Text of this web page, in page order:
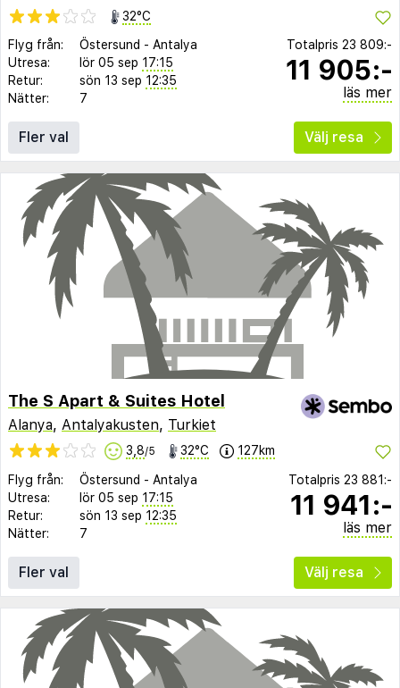
32°C
Flyg från:
Östersund - Antalya
Utresa:
lör 05 sep 17:15
Retur:
sön 13 sep 12:35
Nätter:
7
Totalpris 23 809:-
11 905:-
läs mer
Fler val Välj resa
The S Apart & Suites Hotel
Alanya, Antalyakusten, Turkiet
3,8/5 32°C 127km
Flyg från: Östersund - Antalya
Utresa:
lör 05 sep 17:15
Retur:
sön 13 sep 12:35
Nätter:
7
Totalpris 23 881:-
11 941:-
läs mer
Fler val Välj resa